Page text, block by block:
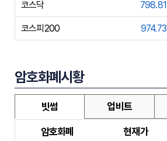
코스닥 798.81
코스피200 974.73
암호화폐시황
빗썸 업비트
암호화폐 현재가